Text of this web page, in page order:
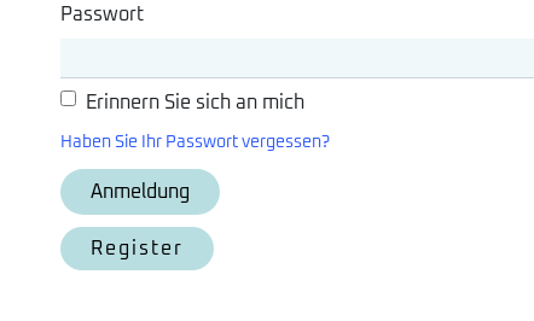
Passwort
Erinnern Sie sich an mich
Haben Sie Ihr Passwort vergessen?
Register